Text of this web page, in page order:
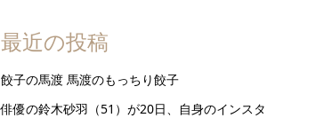
最近の投稿
餃子の馬渡 馬渡のもっちり餃子
俳優の鈴木砂羽（51）が20日、自身のインスタ